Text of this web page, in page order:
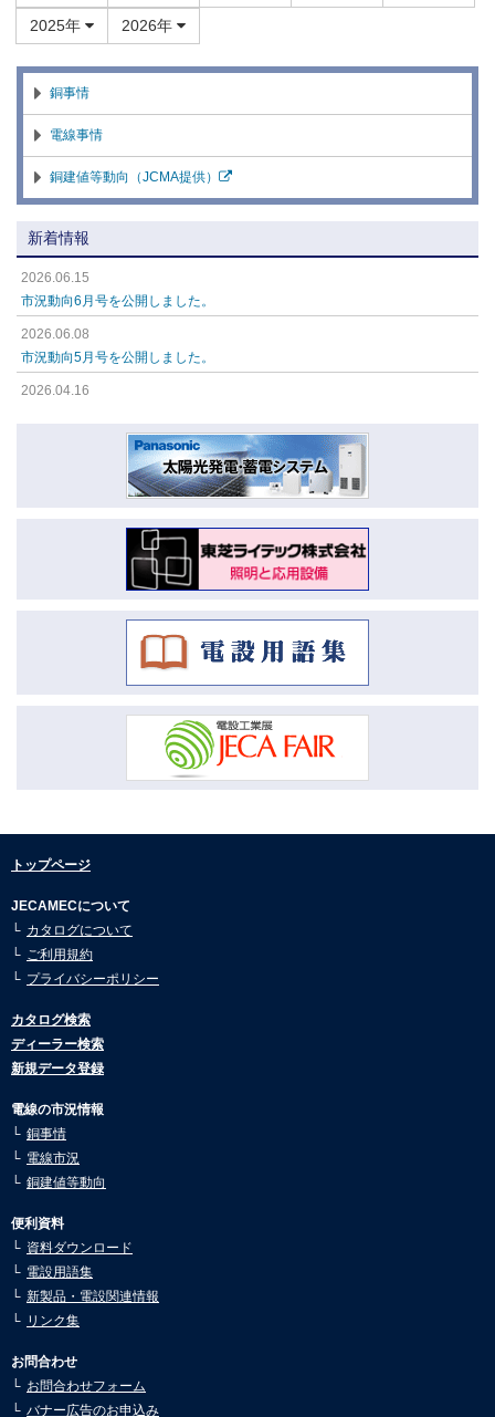
2025年 2026年
銅事情
電線事情
銅建値等動向（JCMA提供）
新着情報
2026.06.15
市況動向6月号を公開しました。
2026.06.08
市況動向5月号を公開しました。
2026.04.16
市況動向3月号を公開しました。
市況動向2月号を公開しました。
市況動向1月号を公開しました。
市況動向12月号を公開しました。
市況動向10月号を公開しました。
市況動向8月号を公開しました。
2025.07.30
市況動向7月号を公開しました。
2025.07.30
市況動向6月号を公開しました。
2025.05.26
市況動向5月号を公開しました。
2025.05.02
2025.03.10
2025.03.10
2024.12.24
市況動向12月号を公開しました。
市況動向11月号を公開しました。
2024.10.21
トップページ
JECAMECについて
カタログについて
ご利用規約
プライバシーポリシー
カタログ検索
ディーラー検索
新規データ登録
電線の市況情報
銅事情
電線市況
銅建値等動向
便利資料
資料ダウンロード
電設用語集
新製品・電設関連情報
リンク集
お問合わせ
お問合わせフォーム
バナー広告のお申込み